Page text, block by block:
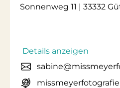
Sonnenweg 11 | 33332
Details anzeigen